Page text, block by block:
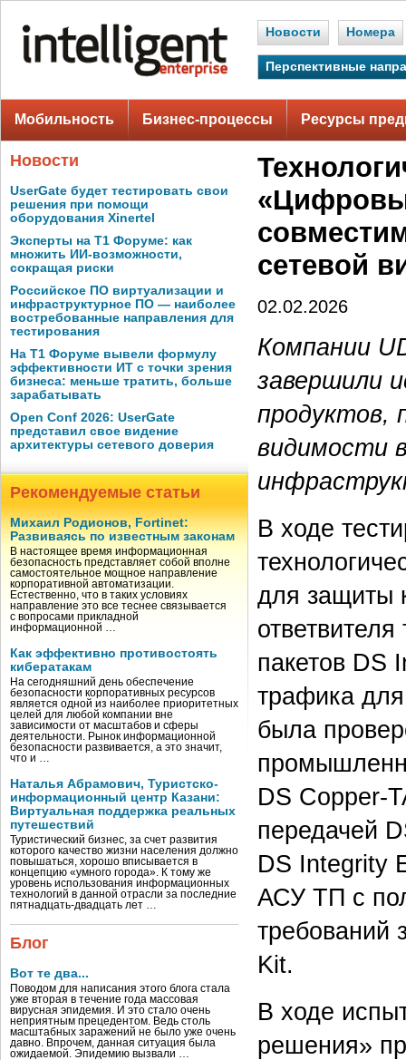
Новости Номера
Перспективные
Мобильность Бизнес-процессы Ресурсы
Новости
UserGate будет тестировать свои
решения при помощи
оборудования Xinertel
Эксперты на Т1 Форуме: как
множить ИИ-возможности,
сокращая риски
Российское ПО виртуализации и
инфраструктурное ПО — наиболее
востребованные направления для
тестирования
На Т1 Форуме вывели формулу
эффективности ИТ с точки зрения
бизнеса: меньше тратить, больше
зарабатывать
Open Conf 2026: UserGate
представил свое видение
архитектуры сетевого доверия
Рекомендуемые статьи
Михаил Родионов, Fortinet:
Развиваясь по известным законам
В настоящее время информационная
безопасность представляет собой вполне
самостоятельное мощное направление
корпоративной автоматизации.
Естественно, что в таких условиях
направление это все теснее связывается
с вопросами прикладной
информационной …
Как эффективно противостоять
кибератакам
На сегодняшний день обеспечение
безопасности корпоративных ресурсов
является одной из наиболее приоритетных
целей для любой компании вне
зависимости от масштабов и сферы
деятельности. Рынок информационной
безопасности развивается, а это значит,
что и …
Наталья Абрамович, Туристско-
информационный центр Казани:
Виртуальная поддержка реальных
путешествий
Туристический бизнес, за счет развития
которого качество жизни населения должно
повышаться, хорошо вписывается в
концепцию «умного города». К тому же
уровень использования информационных
технологий в данной отрасли за последние
пятнадцать-двадцать лет …
Блог
Вот те два...
Поводом для написания этого блога стала
уже вторая в течение года массовая
вирусная эпидемия. И это стало очень
неприятным прецедентом. Ведь столь
масштабных заражений не было уже очень
давно. Впрочем, данная ситуация была
ожидаемой. Эпидемию вызвали …
сетевой
02.02.2026
Компании
завершили
продуктов,
видимости
В ходе
для защиты
пакетов DS
трафика
была
DS Copper-
передачей
DS Integrity
АСУ ТП с
требований
Kit.
В ходе
решения»